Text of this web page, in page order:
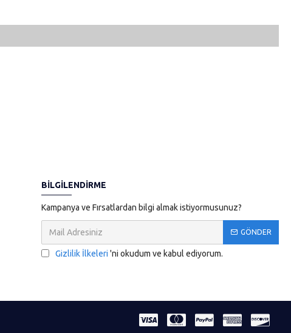
BILGILENDIRME
Kampanya ve Fırsatlardan bilgi almak istiyormusunuz?
GÖNDER
Gizlilik İlkeleri 'ni okudum ve kabul ediyorum.